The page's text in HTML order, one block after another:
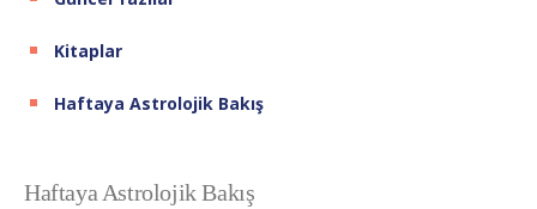
Kitaplar
Haftaya Astrolojik Bakış
Haftaya Astrolojik Bakış